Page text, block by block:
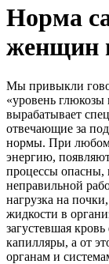
Норма
женщин
Мы привыкли
«уровень
вырабатывает
отвечающие за
нормы. При любом
энергию,
процессы опасны,
неправильной
нагрузка на
жидкости в
загустевшая
капилляры, а от
органам и